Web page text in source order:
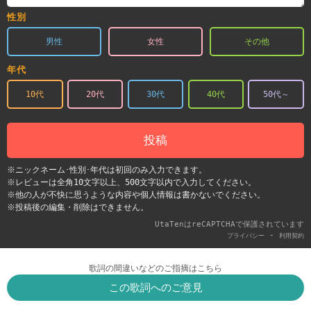
性別
男性 女性 その他
年代
10代 20代 30代 40代 50代～
投稿
※ニックネーム･性別･年代は初回のみ入力できます。
※レビューは全角10文字以上、500文字以内で入力してください。
※他の人が不快に思うような内容や個人情報は書かないでください。
※投稿後の編集・削除はできません。
UtaTenはreCAPTCHAで保護されています
プライバシー - 利用契約
歌詞の間違いなどのご指摘はこちら
この歌詞へのご意見